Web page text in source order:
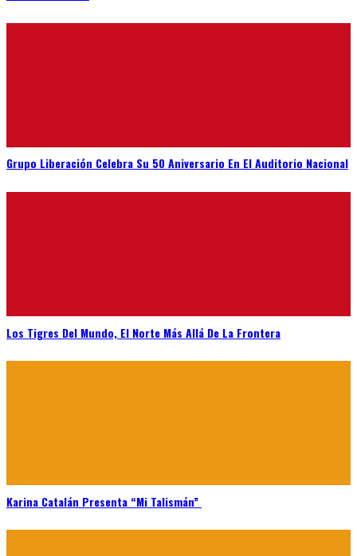
Grupo Liberación Celebra Su 50 Aniversario En El Auditorio Nacional
Los Tigres Del Mundo, El Norte Más Allá De La Frontera
Karina Catalán Presenta “Mi Talismán”